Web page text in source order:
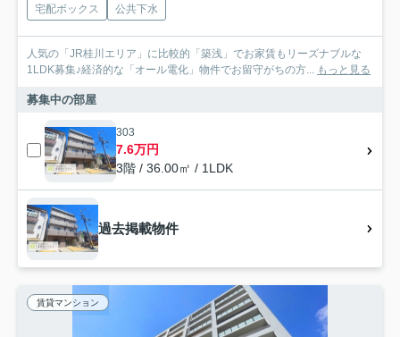
宅配ボックス
公共下水
人気の「JR桂川エリア」に比較的「築浅」でお家賃もリーズナブルな
1LDK募集♪経済的な「オール電化」物件でお留守がちの方...
もっと見る
募集中の部屋
303
7.6万円
3階 / 36.00㎡ / 1LDK
過去掲載物件
賃貸マンション